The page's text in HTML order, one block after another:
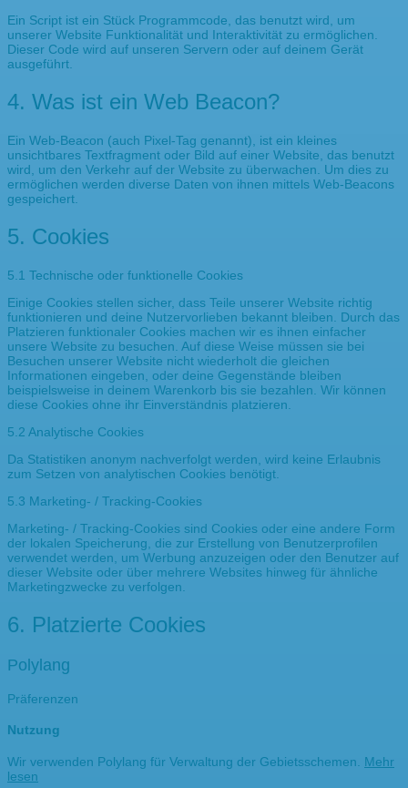
Ein Script ist ein Stück Programmcode, das benutzt wird, um
unserer Website Funktionalität und Interaktivität zu ermöglichen.
Dieser Code wird auf unseren Servern oder auf deinem Gerät
ausgeführt.
4. Was ist ein Web Beacon?
Ein Web-Beacon (auch Pixel-Tag genannt), ist ein kleines
unsichtbares Textfragment oder Bild auf einer Website, das benutzt
wird, um den Verkehr auf der Website zu überwachen. Um dies zu
ermöglichen werden diverse Daten von ihnen mittels Web-Beacons
gespeichert.
5. Cookies
5.1 Technische oder funktionelle Cookies
Einige Cookies stellen sicher, dass Teile unserer Website richtig
funktionieren und deine Nutzervorlieben bekannt bleiben. Durch das
Platzieren funktionaler Cookies machen wir es ihnen einfacher
unsere Website zu besuchen. Auf diese Weise müssen sie bei
Besuchen unserer Website nicht wiederholt die gleichen
Informationen eingeben, oder deine Gegenstände bleiben
beispielsweise in deinem Warenkorb bis sie bezahlen. Wir können
diese Cookies ohne ihr Einverständnis platzieren.
5.2 Analytische Cookies
Da Statistiken anonym nachverfolgt werden, wird keine Erlaubnis
zum Setzen von analytischen Cookies benötigt.
5.3 Marketing- / Tracking-Cookies
Marketing- / Tracking-Cookies sind Cookies oder eine andere Form
der lokalen Speicherung, die zur Erstellung von Benutzerprofilen
verwendet werden, um Werbung anzuzeigen oder den Benutzer auf
dieser Website oder über mehrere Websites hinweg für ähnliche
Marketingzwecke zu verfolgen.
6. Platzierte Cookies
Polylang
Präferenzen
Nutzung
Wir verwenden Polylang für Verwaltung der Gebietsschemen. Mehr
lesen